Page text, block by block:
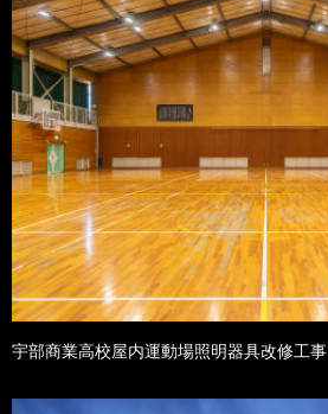
宇部商業高校屋内運動場照明器具改修工事